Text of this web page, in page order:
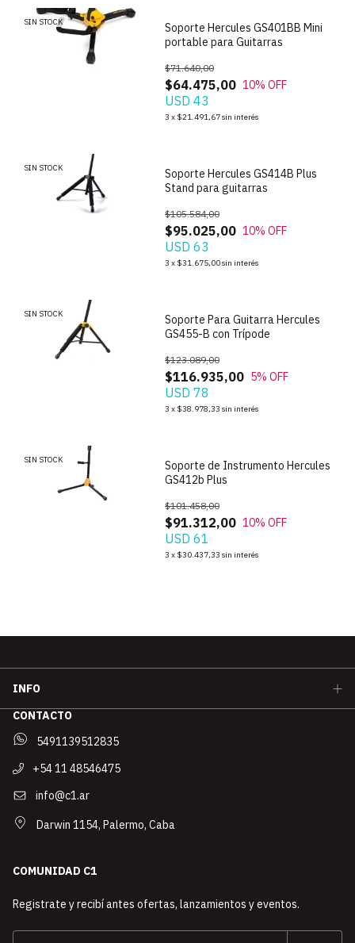
SIN STOCK
Soporte Hercules GS401BB Mini
portable para Guitarras
$64.475,00
$71.640,00
10% OFF
USD 43
3 x $21.491,67sin interés
SIN STOCK
Soporte Hercules GS414B Plus
Stand para guitarras
$95.025,00
$105.584,00
10% OFF
USD 63
3 x $31.675,00sin interés
SIN STOCK
Soporte Para Guitarra Hercules
GS455-B con Trípode
$116.935,00
$123.089,00
5% OFF
USD 78
3 x $38.978,33 sin interés
SIN STOCK
Soporte de Instrumento Hercules
GS412b Plus
$91.312,00
$101.458,00
10% OFF
USD 61
3 x $30.437,33 sin interés
INFO
CONTACTO
5491139512835
+54 11 48546475
info@c1.ar
Darwin 1154, Palermo, Caba
COMUNIDAD C1
Registrate y recibí antes ofertas, lanzamientos y eventos.